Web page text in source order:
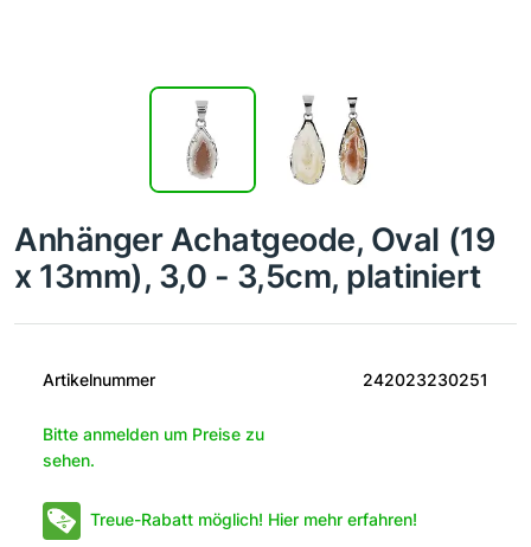
Anhänger Achatgeode, Oval (19
x 13mm), 3,0 - 3,5cm, platiniert
Artikelnummer 242023230251
Bitte anmelden um Preise zu
sehen.
Treue-Rabatt möglich! Hier mehr erfahren!